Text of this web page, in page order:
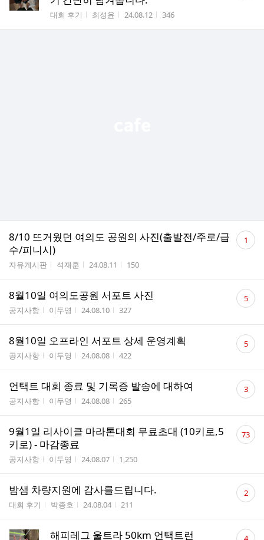
게시판명
대회 후기 작성자
최성윤 작성시간
24.08.12 조회수
346
8/10 뜨거웠던 여의도 공원의 사진(출발전/주로/급
수/피니시)
게시판명
자유게시판 작성자
석재훈 작성시간
24.08.11 조회수
150
댓
글 1
8월10일 여의도공원 서포트 사진
게시판명
공지사항 작성자
이두영 작성시간
24.08.10 조회수
327
댓
글 5
8월10일 오프라인 서포트 상세 운영계획
게시판명
공지사항 작성자
이두영 작성시간
24.08.08 조회수
422
댓
글 5
언택트 대회 종료 및 기록증 발송에 대하여
게시판명
공지사항 작성자
이두영 작성시간
24.08.08 조회수
265
댓
글 3
9월1일 리사이클 마라톤대회 무료초대 (10키로,5
키로) - 마감종료
게시판명
공지사항 작성자
이두영 작성시간
24.08.07 조회수
1,250
댓
글73
밤샘 차량지원에 감사를드립니다.
게시판명
대회 후기 작성자
박종호 작성시간
24.08.04 조회수
211
댓
글 2
해피레그 울트라 50km 언택트런
댓